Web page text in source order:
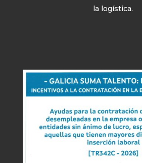
la logística.